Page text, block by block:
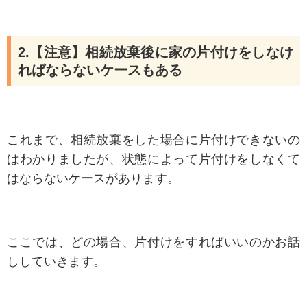
2.【注意】相続放棄後に家の片付けをしなけ
ればならないケースもある
これまで、相続放棄をした場合に片付けできないの
はわかりましたが、状態によって片付けをしなくて
はならないケースがあります。
ここでは、どの場合、片付けをすればいいのかお話
ししていきます。